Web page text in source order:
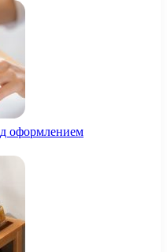
оформлением